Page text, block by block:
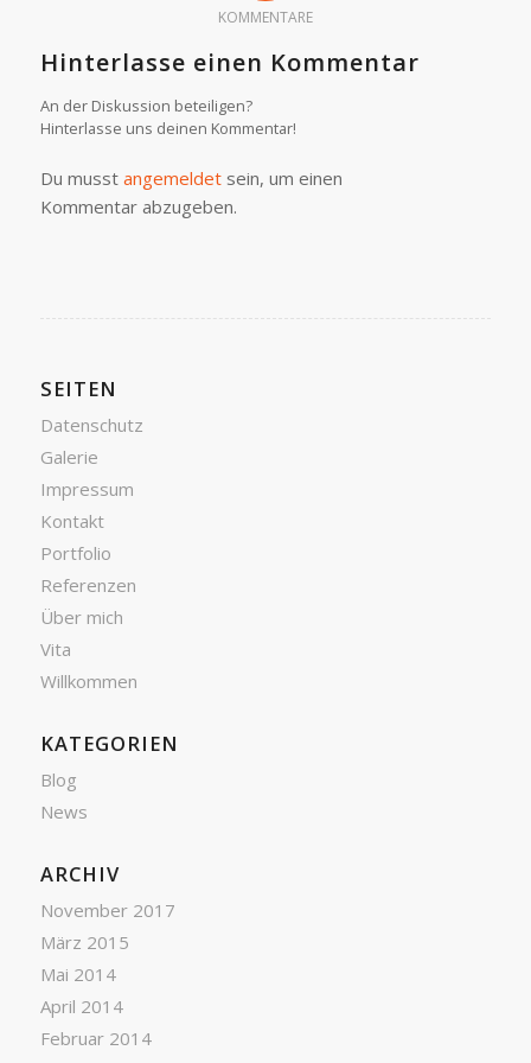
KOMMENTARE
Hinterlasse einen Kommentar
An der Diskussion beteiligen?
Hinterlasse uns deinen Kommentar!
Du musst angemeldetsein, um einen
Kommentar abzugeben.
SEITEN
Datenschutz
Galerie
Impressum
Kontakt
Portfolio
Referenzen
Über mich
Vita
Willkommen
KATEGORIEN
Blog
News
ARCHIV
November 2017
März 2015
Mai 2014
April 2014
Februar 2014